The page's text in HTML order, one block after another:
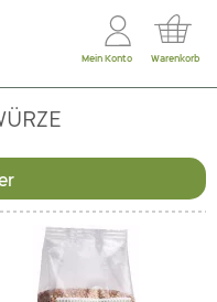
Mein Konto Warenkorb